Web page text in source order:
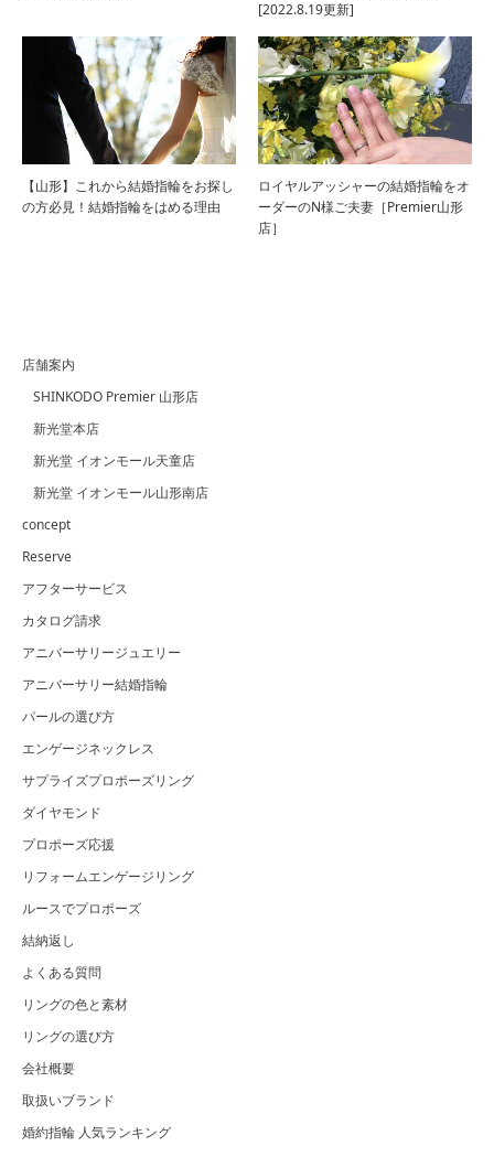
[2022.8.19更新]
【山形】これから結婚指輪をお探し
の方必見！結婚指輪をはめる理由
ロイヤルアッシャーの結婚指輪をオ
ーダーのN様ご夫妻［Premier山形
店］
店舗案内
SHINKODO Premier 山形店
新光堂本店
新光堂 イオンモール天童店
新光堂 イオンモール山形南店
concept
Reserve
アフターサービス
カタログ請求
アニバーサリージュエリー
アニバーサリー結婚指輪
パールの選び方
エンゲージネックレス
サプライズプロポーズリング
ダイヤモンド
プロポーズ応援
リフォームエンゲージリング
ルースでプロポーズ
結納返し
よくある質問
リングの色と素材
リングの選び方
会社概要
取扱いブランド
婚約指輪 人気ランキング